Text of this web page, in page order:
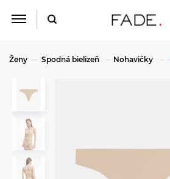
Ženy Spodná bielizeň Nohavičky